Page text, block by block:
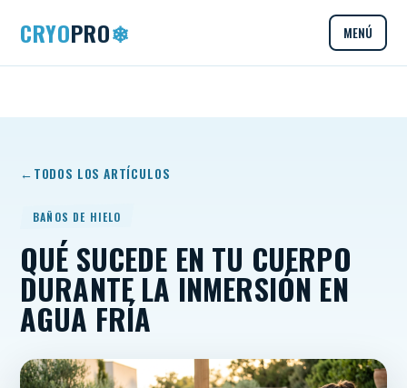
CRYOPRO❄ MENÚ
TODOS LOS ARTÍCULOS
BAÑOS DE HIELO
QUÉ SUCEDE EN TU CUERPO
DURANTE LA INMERSIÓN EN
AGUA FRÍA